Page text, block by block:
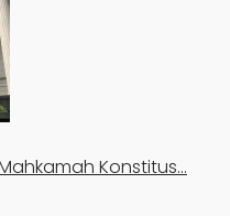
Konstitus…